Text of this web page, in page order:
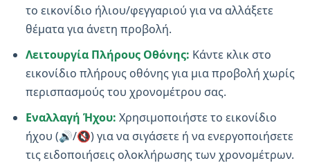
το εικονίδιο ήλιου/φεγγαριού για να αλλάξετε
θέματα για άνετη προβολή.
Λειτουργία Πλήρους Οθόνης: Κάντε κλικ στο
εικονίδιο πλήρους οθόνης για μια προβολή χωρίς
περισπασμούς του χρονομέτρου σας.
Εναλλαγή Ήχου: Χρησιμοποιήστε το εικονίδιο
ήχου (🔊/🔇) για να σιγάσετε ή να ενεργοποιήσετε
τις ειδοποιήσεις ολοκλήρωσης των χρονομέτρων.